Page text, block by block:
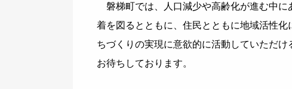
磐梯町では、人口減少や高齢化が進む中に
着を図るとともに、住民とともに地域活性
ちづくりの実現に意欲的に活動していただ
お待ちしております。